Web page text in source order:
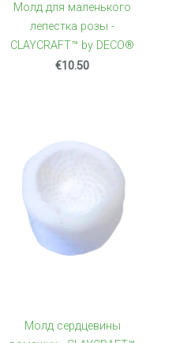
Mолд для маленького
лепестка розы -
CLAYCRAFT™ by DECO®
€10.50
Молд сердцевины